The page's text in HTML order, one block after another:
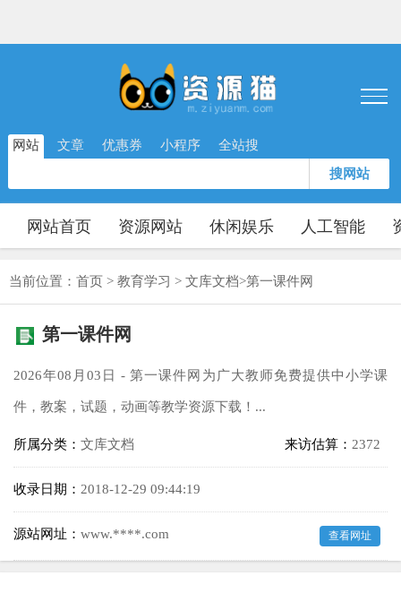
网站 文章 优惠券 小程序 全站搜
搜网站
网站首页 资源网站 休闲娱乐 人工智能
当前位置： 首页 > 教育学习 > 文库文档>第一课件网
第一课件网
2026年08月03日 - 第一课件网为广大教师免费提供中小学课
件，教案，试题，动画等教学资源下载！...
所属分类： 文库文档 来访估算： 2372
收录日期： 2018-12-29 09:44:19
源站网址： www.****.com 查看网址